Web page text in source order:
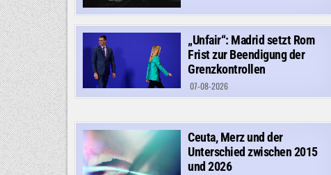
„Unfair“: Madrid setzt Rom
Frist zur Beendigung der
Grenzkontrollen
07-08-2026
Ceuta, Merz und der
Unterschied zwischen 2015
und 2026